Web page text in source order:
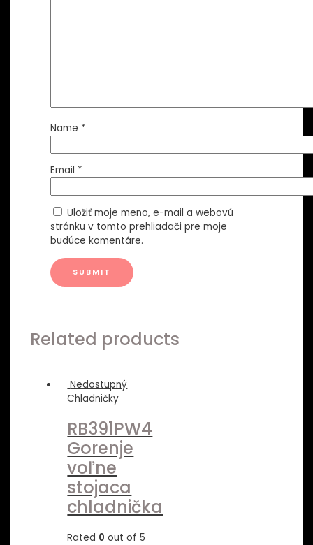
Name *
Email *
Uložiť moje meno, e-mail a webovú
stránku v tomto prehliadači pre moje
budúce komentáre.
Related products
Nedostupný
Chladničky
RB391PW4
Gorenje
voľne
stojaca
chladnička
Rated 0 out of 5